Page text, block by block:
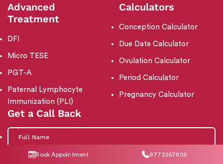
Book Appointment 9772257805
Advanced
Treatment
DFI
Micro TESE
PGT-A
Paternal Lymphocyte
Immunization (PLI)
Calculators
Conception Calculator
Due Date Calculator
Ovulation Calculator
Period Calculator
Pregnancy Calculator
Get a Call Back